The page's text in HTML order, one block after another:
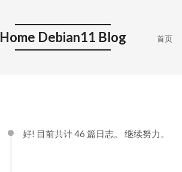
Home Debian11 Blog 首页
好! 目前共计 46 篇日志。 继续努力。